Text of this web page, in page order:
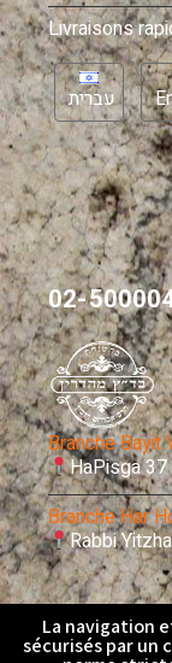
Livraisons
עברית
02-
Branche Bayit
HaPisga 37
Branche Har
Rabbi
La navigation
sécurisés par un